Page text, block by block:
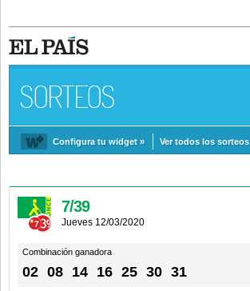
SORTEOS
Configura tu widget » Ver todos los sorteos
7/39
Jueves 12/03/2020
Combinación ganadora
02 08 14 16 25 30 31